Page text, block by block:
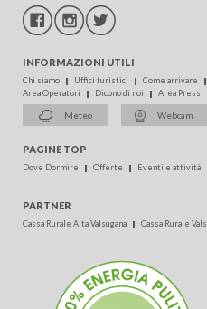
INFORMAZIONI UTILI
Chi siamo Uffici turistici Come arrivare
Area Operatori
Dicono di noi Area Press
Meteo Webcam
PAGINE TOP
Dove Dormire Offerte Eventi e attività
PARTNER
Cassa Rurale Alta Valsugana Cassa Rurale